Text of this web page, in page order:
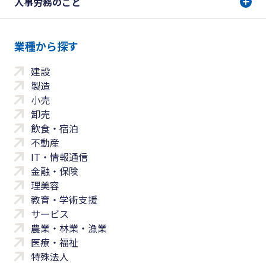
業種から探す
建設
製造
小売
卸売
飲食・宿泊
不動産
IT・情報通信
金融・保険
理美容
教育・学術支援
サービス
農業・林業・漁業
医療・福祉
特殊法人